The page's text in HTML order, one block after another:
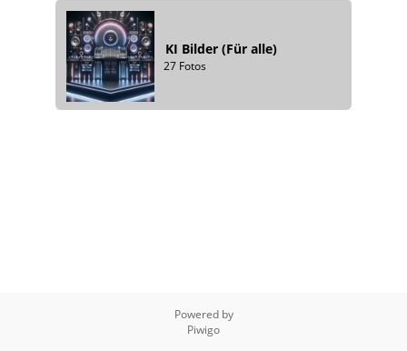
KI Bilder (Für alle)
27 Fotos
Powered by
Piwigo